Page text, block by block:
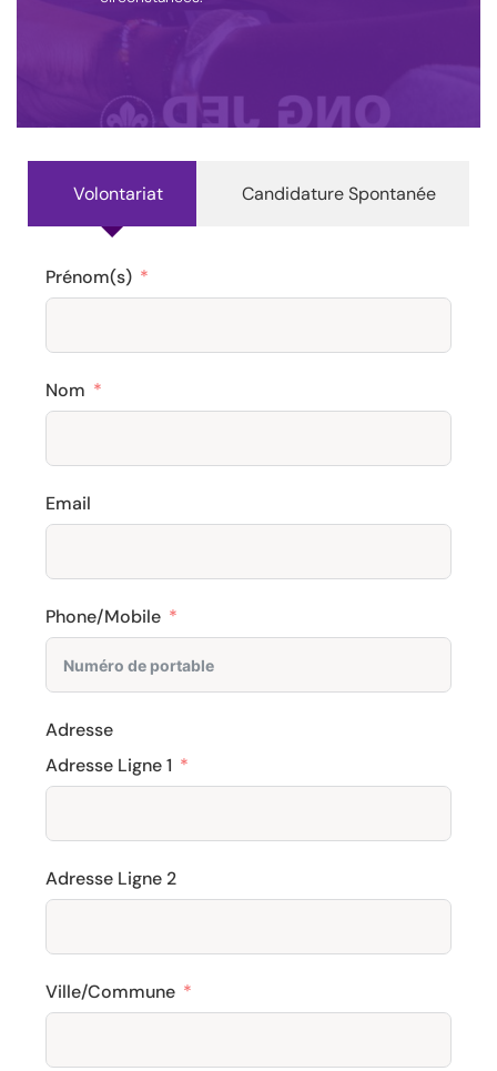
Volontariat Candidature Spontanée
Prénom(s)
Nom
Email
Phone/Mobile
Adresse
Adresse Ligne 1
Adresse Ligne 2
Ville/Commune